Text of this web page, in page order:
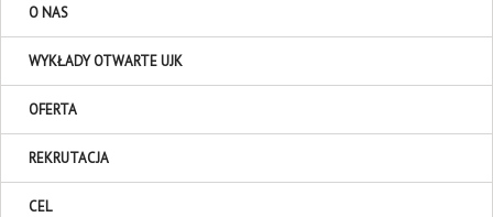
O NAS
WYKŁADY OTWARTE UJK
OFERTA
REKRUTACJA
CEL